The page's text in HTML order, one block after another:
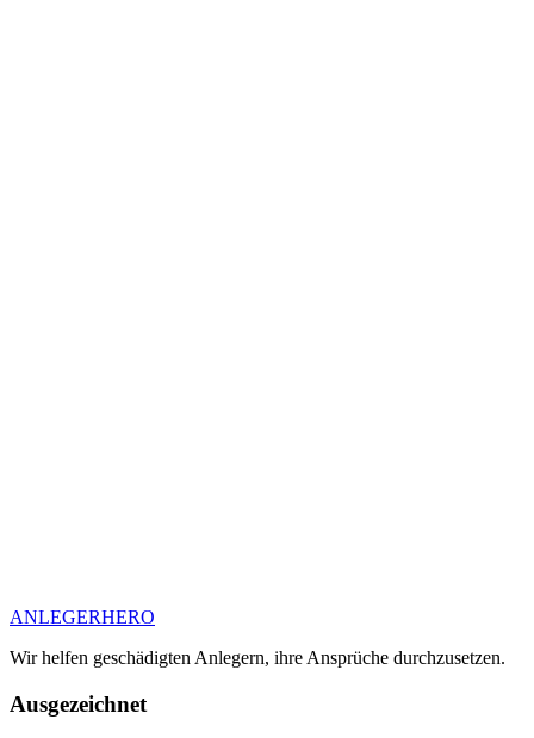
ANLEGERHERO
Wir helfen geschädigten Anlegern, ihre Ansprüche durchzusetzen.
Ausgezeichnet